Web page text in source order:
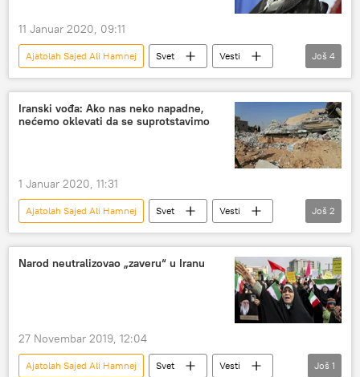
11 Januar 2020, 09:11
Ajatolah Sajed Ali Hamnej Svet
Vesti
Iran
pad aviona
boing
istraga
Još 4
Iranski vođa: Ako nas neko napadne,
nećemo oklevati da se suprotstavimo
1 Januar 2020, 11:31
Ajatolah Sajed Ali Hamnej Svet
Vesti
Iran
Irak
Još 2
Narod neutralizovao „zaveru“ u Iranu
27 Novembar 2019, 12:04
Ajatolah Sajed Ali Hamnej Svet
Vesti
Još 1